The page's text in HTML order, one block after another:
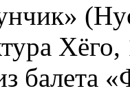
Хёго,
балета